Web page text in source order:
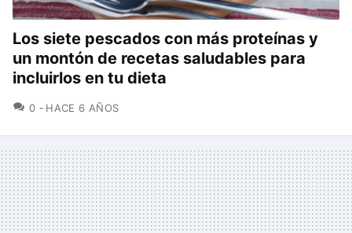
Los siete pescados con más proteínas y
un montón de recetas saludables para
incluirlos en tu dieta
0 COMENTARIOS
HACE 6 AÑOS